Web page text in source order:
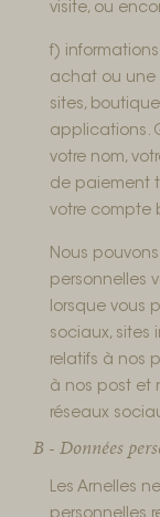
visite, ou
f)
achat ou une
sites,
applications.
votre nom,
de paiement
votre compte
Nous
personnelles
lorsque vous
sociaux, sites
relatifs à nos
à nos post et
réseaux
B - Données
Les Arnelles